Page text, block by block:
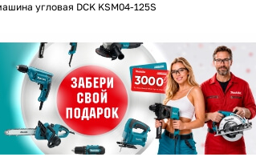
угловая DCK KSM04-125S
переплат